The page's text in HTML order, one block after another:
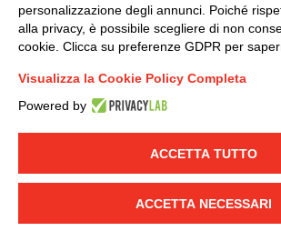
LINKEDIN YOUTUBE
© 2019 - DKC Europe - -
Cookie-Yourbiz
Codice etico
personalizzazione degli annunci. Poiché
alla privacy, è possibile scegliere di non
cookie. Clicca su preferenze GDPR per
Visualizza la Cookie Policy Completa
Powered by
ACCETTA TUTTO
ACCETTA NECESSARI